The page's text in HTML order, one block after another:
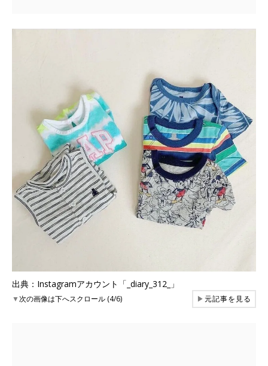
出典：Instagramアカウント「_diary_312_」
▼次の画像は下へスクロール (4/6) ▶元記事を見る